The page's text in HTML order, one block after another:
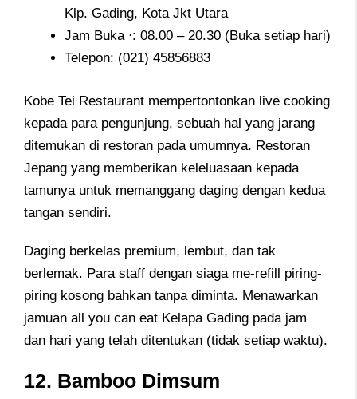
Klp. Gading, Kota Jkt Utara
Jam Buka ⋅: 08.00 – 20.30 (Buka setiap hari)
Telepon: (021) 45856883
Kobe Tei Restaurant mempertontonkan live cooking
kepada para pengunjung, sebuah hal yang jarang
ditemukan di restoran pada umumnya. Restoran
Jepang yang memberikan keleluasaan kepada
tamunya untuk memanggang daging dengan kedua
tangan sendiri.
Daging berkelas premium, lembut, dan tak
berlemak. Para staff dengan siaga me-refill piring-
piring kosong bahkan tanpa diminta. Menawarkan
jamuan all you can eat Kelapa Gading pada jam
dan hari yang telah ditentukan (tidak setiap waktu).
12. Bamboo Dimsum